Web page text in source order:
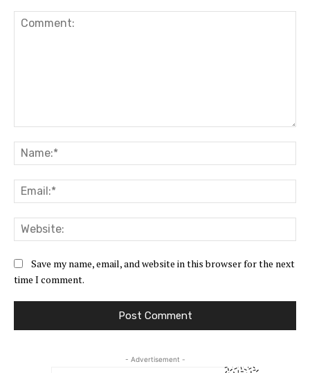
Save my name, email, and website in this browser for the next
time I comment.
- Advertisement -